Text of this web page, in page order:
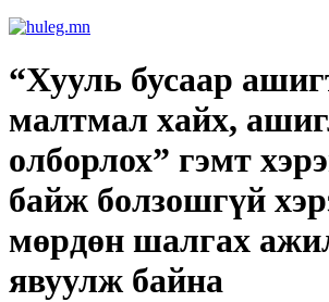
“Хууль бусаар
малтмал хайх,
олборлох” гэмт
байж болзошгүй
мөрдөн шалгах
явуулж байна